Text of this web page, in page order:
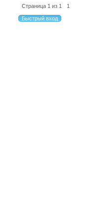
Страница 1 из 1 1